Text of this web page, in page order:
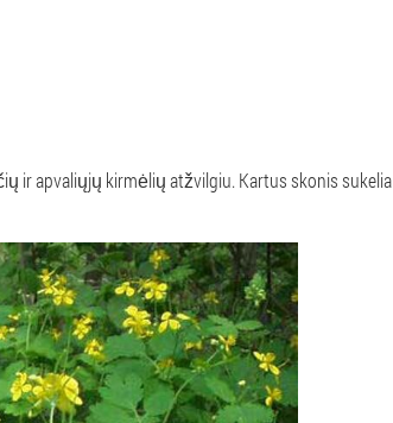
ir apvaliųjų kirmėlių atžvilgiu. Kartus skonis sukelia